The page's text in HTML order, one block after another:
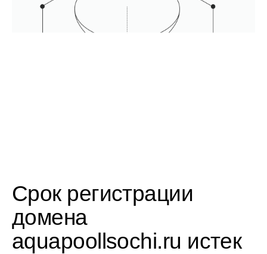
Срок регистрации
домена
aquapoollsochi.ru истек